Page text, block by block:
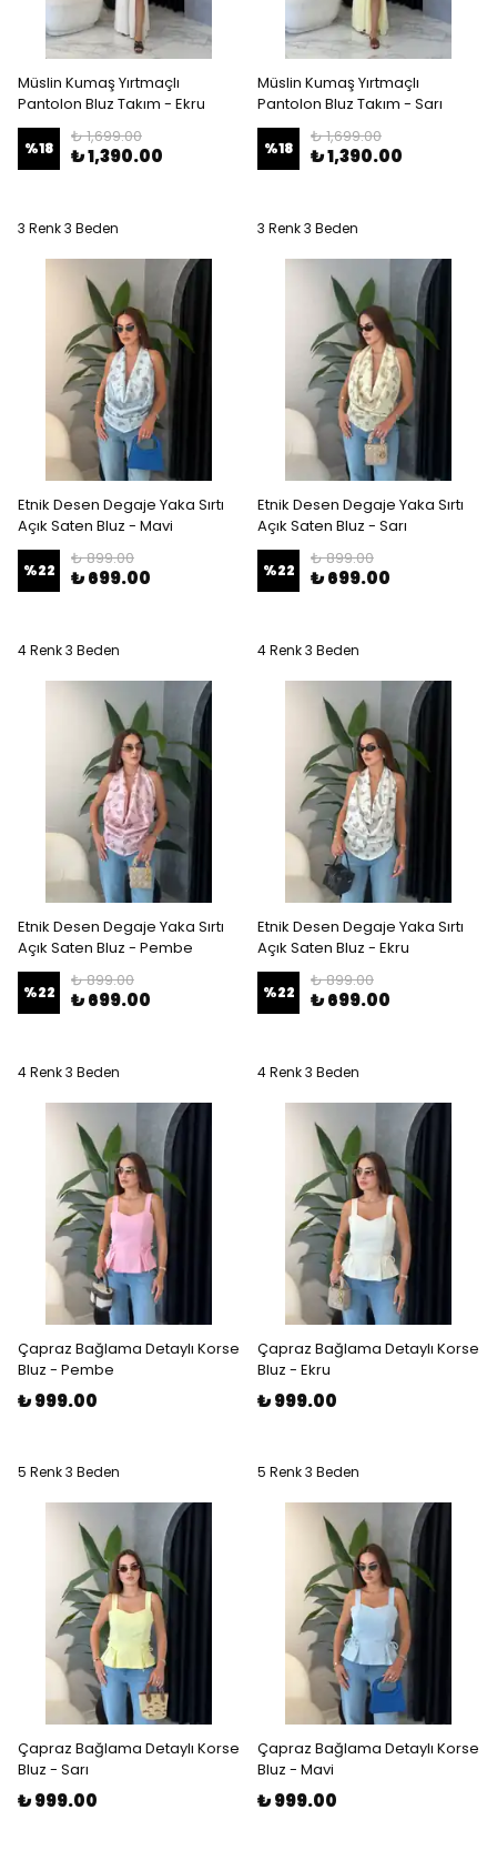
Müslin Kumaş Yırtmaçlı
Pantolon Bluz Takım - Ekru
%18
₺ 1,699.00
₺ 1,390.00
3 Renk 3 Beden
Müslin Kumaş Yırtmaçlı
Pantolon Bluz Takım - Sarı
%18
₺ 1,699.00
₺ 1,390.00
3 Renk 3 Beden
Etnik Desen Degaje Yaka Sırtı
Açık Saten Bluz - Mavi
%22
₺ 899.00
₺ 699.00
4 Renk 3 Beden
Etnik Desen Degaje Yaka Sırtı
Açık Saten Bluz - Sarı
%22
₺ 899.00
₺ 699.00
4 Renk 3 Beden
Etnik Desen Degaje Yaka Sırtı
Açık Saten Bluz - Pembe
%22
₺ 899.00
₺ 699.00
4 Renk 3 Beden
Etnik Desen Degaje Yaka Sırtı
Açık Saten Bluz - Ekru
%22
₺ 899.00
₺ 699.00
4 Renk 3 Beden
Çapraz Bağlama Detaylı Korse
Bluz - Pembe
₺ 999.00
5 Renk 3 Beden
Çapraz Bağlama Detaylı Korse
Bluz - Ekru
₺ 999.00
5 Renk 3 Beden
Çapraz Bağlama Detaylı Korse
Bluz - Sarı
₺ 999.00
Çapraz Bağlama Detaylı Korse
Bluz - Mavi
₺ 999.00